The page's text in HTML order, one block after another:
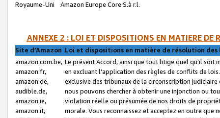
Royaume-Uni
Amazon Europe Core S.à r.l.
ANNEXE 2 : LOI ET DISPOSITIONS EN MATIERE DE
Site d’Amazon Loi et dispositions en matière de résolution
amazon.com.be,
amazon.fr,
amazon.de,
audible.de,
amazon.ie,
amazon.it,
Le présent Accord, ainsi que tout litige quel qu’il soit
en excluant l’application des règles de conflits de
exclusive des tribunaux de la circonscription
nous pouvons chercher à obtenir une injonction ou
violation réelle ou présumée de nos droits de
morale. Vous reconnaissez et acceptez en outre que